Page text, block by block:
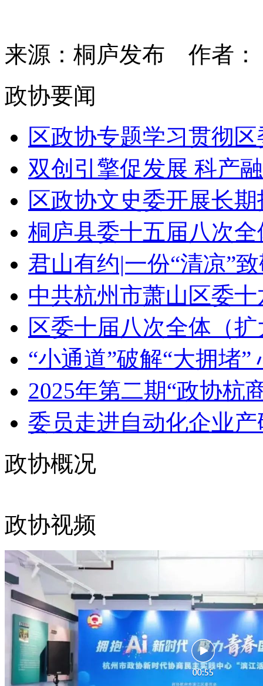
来源：桐庐发布 作者
政协要闻
区政协专题学习贯彻
双创引擎促发展 科产
区政协文史委开展长
桐庐县委十五届八次
君山有约|一份“清凉”
中共杭州市萧山区委
区委十届八次全体（
“小通道”破解“大拥堵”
2025年第二期“政协杭
委员走进自动化企业
政协概况
政协视频